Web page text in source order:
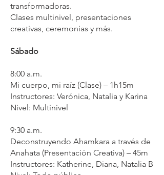
transformadoras.
Clases multinivel, presentaciones
creativas, ceremonias y más.
Sábado
8:00 a.m.
Mi cuerpo, mi raíz (Clase) – 1h15m
Instructores: Verónica, Natalia y Karina
Nivel: Multinivel
9:30 a.m.
Deconstruyendo Ahamkara a través de
Anahata (Presentación Creativa) – 45m
Instructores: Katherine, Diana, Natalia B